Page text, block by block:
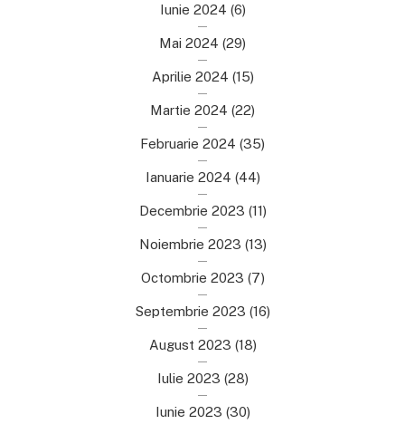
Iunie 2024 (6)
Mai 2024 (29)
Aprilie 2024 (15)
Martie 2024 (22)
Februarie 2024 (35)
Ianuarie 2024 (44)
Decembrie 2023 (11)
Noiembrie 2023 (13)
Octombrie 2023 (7)
Septembrie 2023 (16)
August 2023 (18)
Iulie 2023 (28)
Iunie 2023 (30)